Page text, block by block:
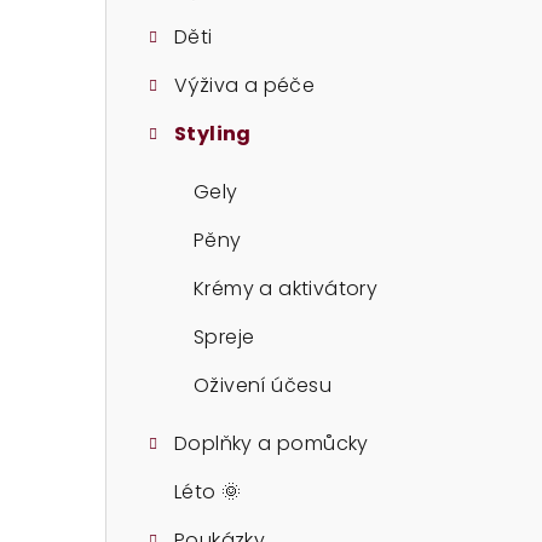
Děti
Výživa a péče
Styling
Gely
Pěny
Krémy a aktivátory
Spreje
Oživení účesu
Doplňky a pomůcky
Léto 🌞